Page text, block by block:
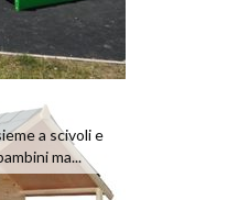
a scivoli e
ma...